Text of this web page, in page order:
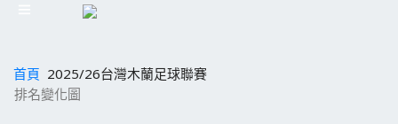
首頁 2025/26台灣木蘭足球聯賽
排名變化圖